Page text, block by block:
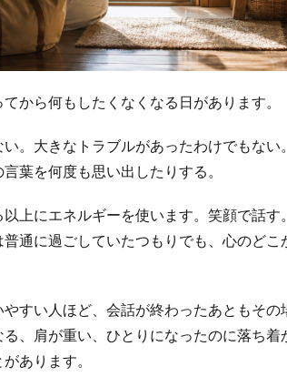
から何もしたくなくなる日があります。
。大きなトラブルがあったわけでもな
葉を何度も思い出したりする。
上にエネルギーを使います。笑顔で話
通に過ごしていたつもりでも、心のどこ
すい人ほど、会話が終わったあともそ
、肩が重い、ひとりになったのに落ち
あります。